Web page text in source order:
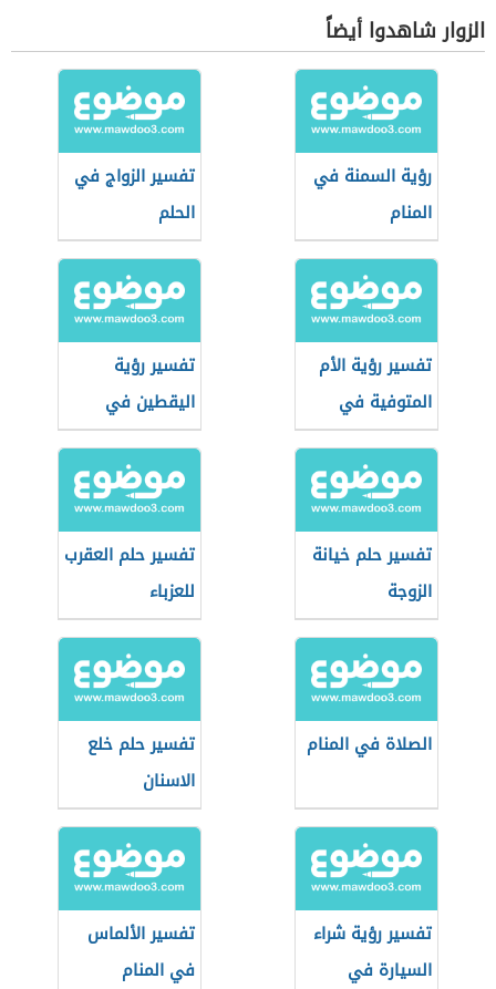
الزوار شاهدوا أيضاً
رؤية السمنة في
المنام
تفسير الزواج في
الحلم
تفسير رؤية الأم
المتوفية في
المنام
تفسير رؤية
اليقطين في
المنام
تفسير حلم خيانة
الزوجة
تفسير حلم العقرب
للعزباء
الصلاة في المنام
تفسير حلم خلع
الاسنان
تفسير رؤية شراء
السيارة في
تفسير الألماس
في المنام